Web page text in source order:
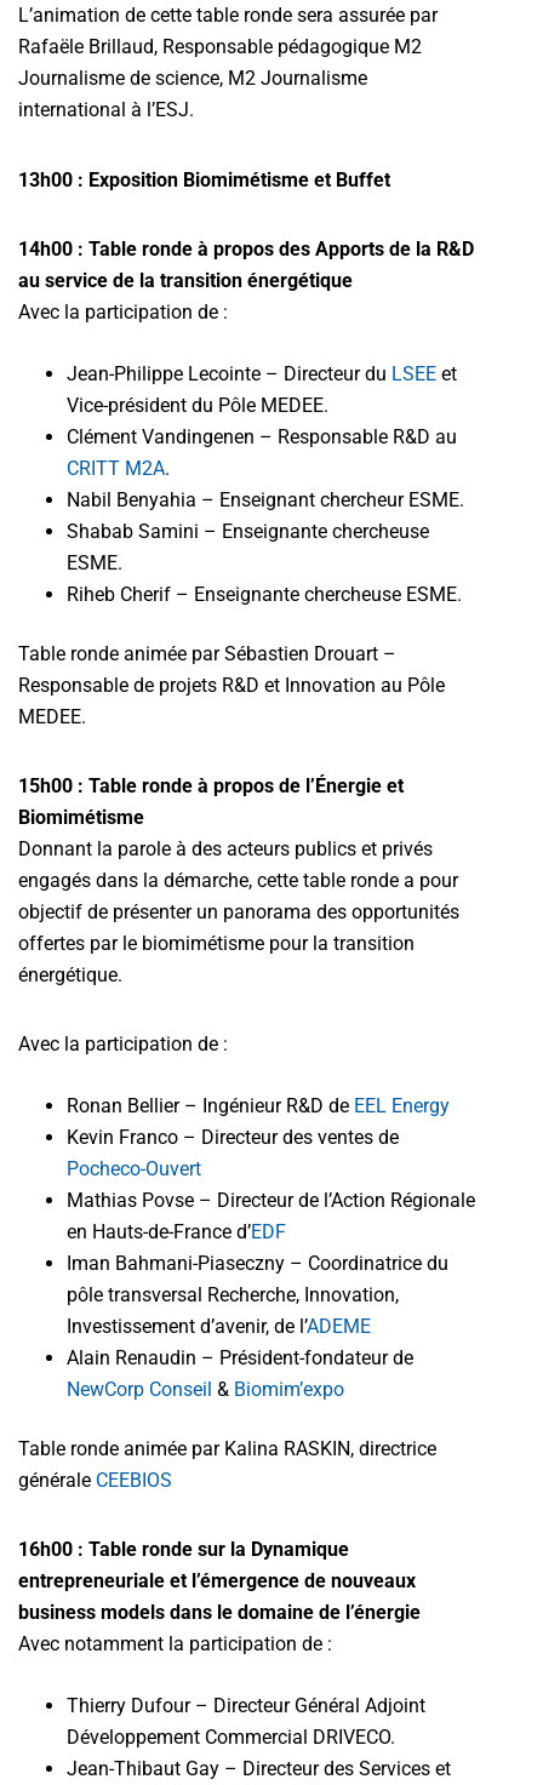
L’animation de cette table ronde sera assurée par
Rafaële Brillaud, Responsable pédagogique M2
Journalisme de science, M2 Journalisme
international à l’ESJ.
13h00 : Exposition Biomimétisme et Buffet
14h00 : Table ronde à propos des Apports de la R&D
au service de la transition énergétique
Avec la participation de :
Jean-Philippe Lecointe – Directeur du LSEE et
Vice-président du Pôle MEDEE.
Clément Vandingenen – Responsable R&D au
CRITT M2A.
Nabil Benyahia – Enseignant chercheur ESME.
Shabab Samini – Enseignante chercheuse
ESME.
Riheb Cherif – Enseignante chercheuse ESME.
Table ronde animée par Sébastien Drouart –
Responsable de projets R&D et Innovation au Pôle
MEDEE.
15h00 : Table ronde à propos de l’Énergie et
Biomimétisme
Donnant la parole à des acteurs publics et privés
engagés dans la démarche, cette table ronde a pour
objectif de présenter un panorama des opportunités
offertes par le biomimétisme pour la transition
énergétique.
Avec la participation de :
Ronan Bellier – Ingénieur R&D de EEL Energy
Kevin Franco – Directeur des ventes de
Pocheco-Ouvert
Mathias Povse – Directeur de l’Action Régionale
en Hauts-de-France d’EDF
Iman Bahmani-Piaseczny – Coordinatrice du
pôle transversal Recherche, Innovation,
Investissement d’avenir, de l’ADEME
Alain Renaudin – Président-fondateur de
NewCorp Conseil & Biomim’expo
Table ronde animée par Kalina RASKIN, directrice
générale CEEBIOS
16h00 : Table ronde sur la Dynamique
entrepreneuriale et l’émergence de nouveaux
business models dans le domaine de l’énergie
Avec notamment la participation de :
Thierry Dufour – Directeur Général Adjoint
Développement Commercial DRIVECO.
Jean-Thibaut Gay – Directeur des Services et